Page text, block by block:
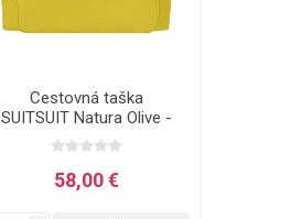
Cestovná taška
SUITSUIT Natura Olive -
25 L
58,00 €